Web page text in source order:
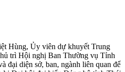
Hùng, Ủy viên dự khuyết Trung
trì Hội nghị Ban Thường vụ Tỉnh
đại diện sở, ban, ngành liên quan để